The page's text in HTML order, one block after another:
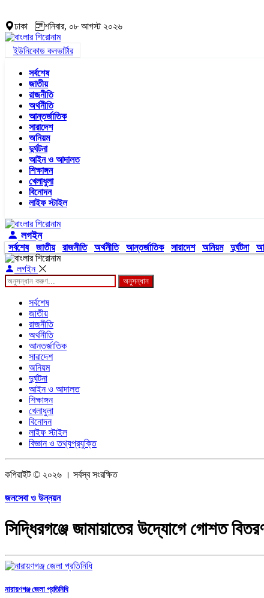
ঢাকা শনিবার, ০৮ আগস্ট ২০২৬
ইউনিকোড কনভার্টার
সর্বশেষ
জাতীয়
রাজনীতি
অর্থনীতি
আন্তর্জাতিক
সারাদেশ
অনিয়ম
দুর্ঘটনা
আইন ও আদালত
শিক্ষাঙ্গন
খেলাধুলা
বিনোদন
লাইফ স্টাইল
লগইন
সর্বশেষ জাতীয় রাজনীতি অর্থনীতি আন্তর্জাতিক সারাদেশ অনিয়ম দুর্ঘটনা
লগইন
অনুসন্ধান
সর্বশেষ
জাতীয়
রাজনীতি
অর্থনীতি
আন্তর্জাতিক
সারাদেশ
অনিয়ম
দুর্ঘটনা
আইন ও আদালত
শিক্ষাঙ্গন
খেলাধুলা
বিনোদন
লাইফ স্টাইল
বিজ্ঞান ও তথ্যপ্রযুক্তি
কপিরাইট © ২০২৬ । সর্বস্ব সংরক্ষিত
জনসেবা ও উন্নয়ন
সিদ্ধিরগঞ্জে জামায়াতের উদ্যোগে গোশত
নারায়ণগঞ্জ জেলা প্রতিনিধি